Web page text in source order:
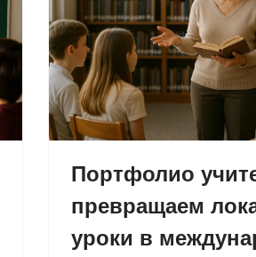
Портфолио
превращаем
уроки в